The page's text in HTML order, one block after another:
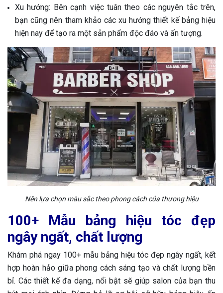
Xu hướng: Bên cạnh việc tuân theo các nguyên tắc trên,
bạn cũng nên tham khảo các xu hướng thiết kế bảng hiệu
hiện nay để tạo ra một sản phẩm độc đáo và ấn tượng.
Nên lựa chọn màu sắc theo phong cách của thương hiệu
100+ Mẫu bảng hiệu tóc đẹp
ngây ngất, chất lượng
Khám phá ngay 100+ mẫu bảng hiệu tóc đẹp ngây ngất, kết
hợp hoàn hảo giữa phong cách sáng tạo và chất lượng bền
bỉ. Các thiết kế đa dạng, nổi bật sẽ giúp salon của bạn thu